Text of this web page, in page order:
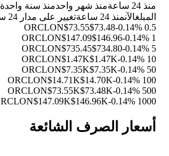
منذ 24 ساعة منذ شهر واحدمنذ سنة واحدة
المبلغالآنمنذ 24 ساعة
تغيير على مدار 24 ساعة
0.5 ORCLON
$73.55$73.48-0.14%
1 ORCLON
$147.09$146.96-0.14%
5 ORCLON
$735.45$734.80-0.14%
10 ORCLON
$1.47K$1.47K-0.14%
50 ORCLON
$7.35K$7.35K-0.14%
100 ORCLON
$14.71K$14.70K-0.14%
500 ORCLON
$73.55K$73.48K-0.14%
1000 ORCLON
$147.09K$146.96K-0.14%
أسعار الصرف الشائعة